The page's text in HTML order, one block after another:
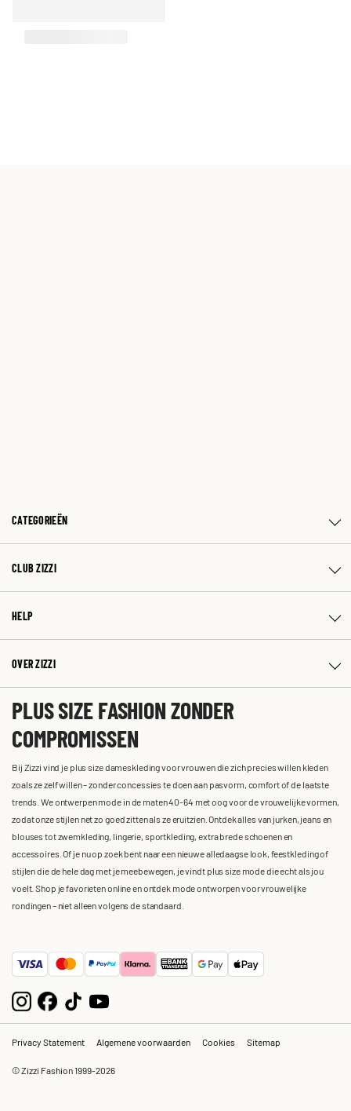
CATEGORIEËN
CLUB ZIZZI
HELP
OVER ZIZZI
PLUS SIZE FASHION ZONDER
COMPROMISSEN
Bij Zizzi vind je plus size dameskleding voor vrouwen die zich precies willen kleden
zoals ze zelf willen – zonder concessies te doen aan pasvorm, comfort of de laatste
trends. We ontwerpen mode in de maten 40-64 met oog voor de vrouwelijke vormen,
zodat onze stijlen net zo goed zitten als ze eruitzien. Ontdek alles van jurken, jeans en
blouses tot zwemkleding, lingerie, sportkleding, extra brede schoenen en
accessoires. Of je nu op zoek bent naar een nieuwe alledaagse look, feestkleding of
stijlen die de hele dag met je meebewegen, je vindt plus size mode die echt als jou
voelt. Shop je favorieten online en ontdek mode ontworpen voor vrouwelijke
rondingen – niet alleen volgens de standaard.
Privacy Statement Algemene voorwaarden Cookies Sitemap
© Zizzi Fashion 1999-2026